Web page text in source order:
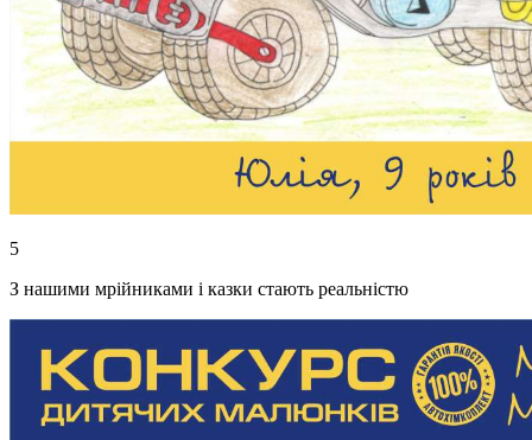
5
З нашими мрійниками і казки стають реальністю